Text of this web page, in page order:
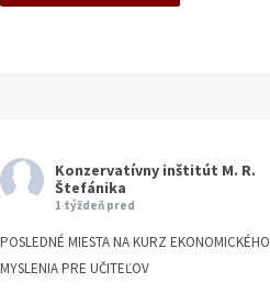
TA3: Konečne prišiel deň,
Konzervatívny inštitút M. R.
Štefánika
1 týždeň pred
POSLEDNÉ MIESTA NA KURZ EKONOMICKÉHO
MYSLENIA PRE UČITEĽOV